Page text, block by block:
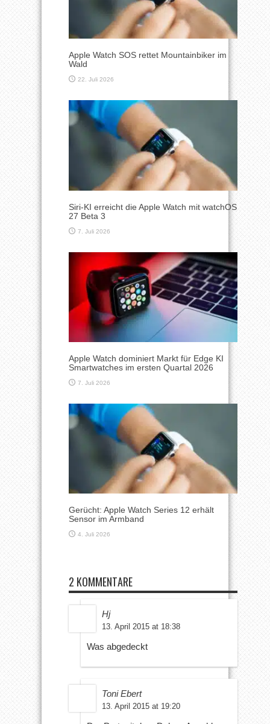
Apple Watch SOS rettet Mountainbiker im
Wald
22. Juli 2026
Siri-KI erreicht die Apple Watch mit watchOS
27 Beta 3
7. Juli 2026
Apple Watch dominiert Markt für Edge KI
Smartwatches im ersten Quartal 2026
7. Juli 2026
Gerücht: Apple Watch Series 12 erhält
Sensor im Armband
4. Juli 2026
2 KOMMENTARE
Hj
13. April 2015 at 18:38
Was abgedeckt
Toni Ebert
13. April 2015 at 19:20